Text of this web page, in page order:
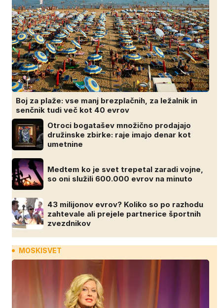
Boj za plaže: vse manj brezplačnih, za ležalnik in
senčnik tudi več kot 40 evrov
Otroci bogatašev množično prodajajo
družinske zbirke: raje imajo denar kot
umetnine
Medtem ko je svet trepetal zaradi vojne,
so oni služili 600.000 evrov na minuto
43 milijonov evrov? Koliko so po razhodu
zahtevale ali prejele partnerice športnih
zvezdnikov
MOSKISVET